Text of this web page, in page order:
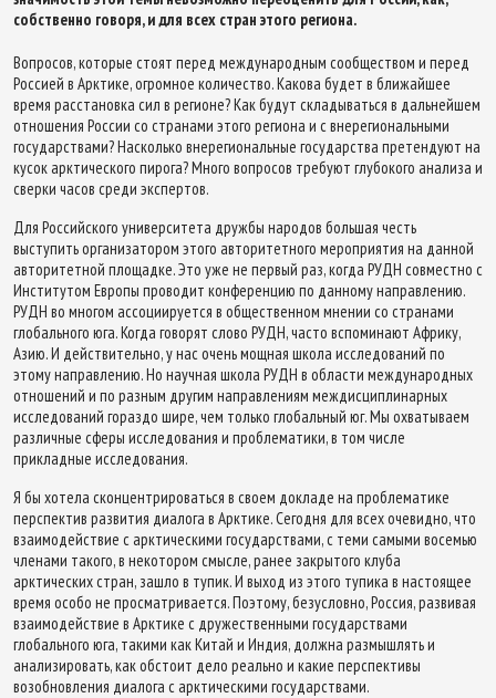
собственно говоря, и для всех стран этого региона.
Вопросов, которые стоят перед международным сообществом и перед
Россией в Арктике, огромное количество. Какова будет в ближайшее
время расстановка сил в регионе? Как будут складываться в дальнейшем
отношения России со странами этого региона и с внерегиональными
государствами? Насколько внерегиональные государства претендуют на
кусок арктического пирога? Много вопросов требуют глубокого анализа и
сверки часов среди экспертов.
Для Российского университета дружбы народов большая честь
выступить организатором этого авторитетного мероприятия на данной
авторитетной площадке. Это уже не первый раз, когда РУДН совместно с
Институтом Европы проводит конференцию по данному направлению.
РУДН во многом ассоциируется в общественном мнении со странами
глобального юга. Когда говорят слово РУДН, часто вспоминают Африку,
Азию. И действительно, у нас очень мощная школа исследований по
этому направлению. Но научная школа РУДН в области международных
отношений и по разным другим направлениям междисциплинарных
исследований гораздо шире, чем только глобальный юг. Мы охватываем
различные сферы исследования и проблематики, в том числе
прикладные исследования.
Я бы хотела сконцентрироваться в своем докладе на проблематике
перспектив развития диалога в Арктике. Сегодня для всех очевидно, что
взаимодействие с арктическими государствами, с теми самыми восемью
членами такого, в некотором смысле, ранее закрытого клуба
арктических стран, зашло в тупик. И выход из этого тупика в настоящее
время особо не просматривается. Поэтому, безусловно, Россия, развивая
взаимодействие в Арктике с дружественными государствами
глобального юга, такими как Китай и Индия, должна размышлять и
анализировать, как обстоит дело реально и какие перспективы
возобновления диалога с арктическими государствами.